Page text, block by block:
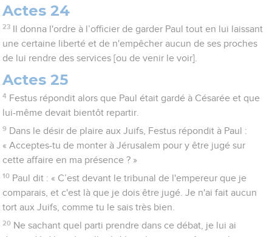
Actes 24
23
Il donna l'ordre à l’officier de garder Paul tout en lui laissant
une certaine liberté et de n'empêcher aucun de ses proches
de lui rendre des services [ou de venir le voir].
Actes 25
4 Festus répondit alors que Paul était gardé à Césarée et que
lui-même devait bientôt repartir.
9 Dans le désir de plaire aux Juifs, Festus répondit à Paul :
« Acceptes-tu de monter à Jérusalem pour y être jugé sur
cette affaire en ma présence ? »
10 Paul dit : « C’est devant le tribunal de l'empereur que je
comparais, et c'est là que je dois être jugé. Je n'ai fait aucun
tort aux Juifs, comme tu le sais très bien.
20 Ne sachant quel parti prendre dans ce débat, je lui ai